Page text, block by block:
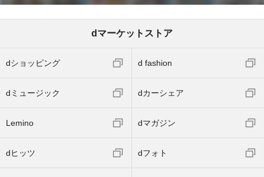
dマーケットストア
dショッピング d fashion
dミュージック dカーシェア
Lemino dマガジン
dヒッツ dフォト